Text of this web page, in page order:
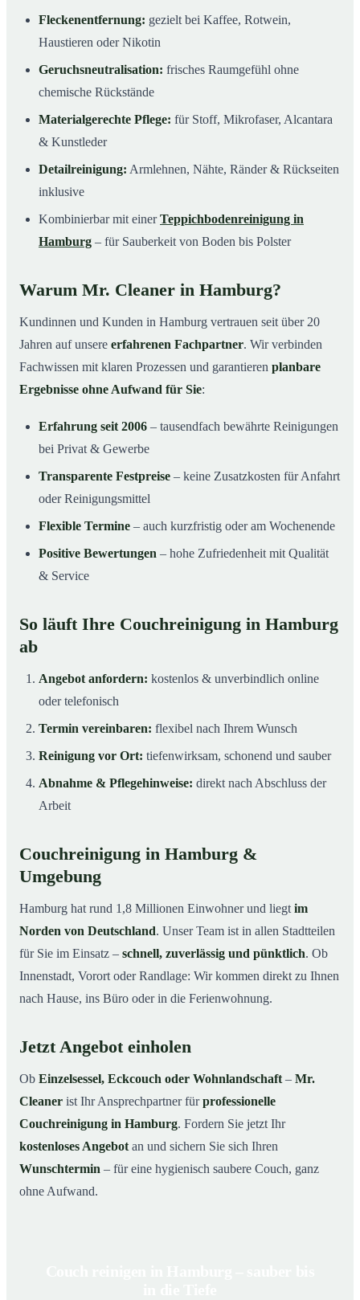
Fleckenentfernung: gezielt bei Kaffee, Rotwein,
Haustieren oder Nikotin
Geruchsneutralisation: frisches Raumgefühl ohne
chemische Rückstände
Materialgerechte Pflege: für Stoff, Mikrofaser, Alcantara
& Kunstleder
Detailreinigung: Armlehnen, Nähte, Ränder & Rückseiten
inklusive
Kombinierbar mit einerTeppichbodenreinigung in
Hamburg – für Sauberkeit von Boden bis Polster
Warum Mr. Cleaner in Hamburg?
Kundinnen und Kunden in Hamburg vertrauen seit über 20
Jahren auf unsere erfahrenen Fachpartner. Wir verbinden
Fachwissen mit klaren Prozessen und garantieren planbare
Ergebnisse ohne Aufwand für Sie:
Erfahrung seit 2006 – tausendfach bewährte Reinigungen
bei Privat & Gewerbe
Transparente Festpreise – keine Zusatzkosten für Anfahrt
oder Reinigungsmittel
Flexible Termine – auch kurzfristig oder am Wochenende
Positive Bewertungen – hohe Zufriedenheit mit Qualität
& Service
So läuft Ihre Couchreinigung in Hamburg
ab
Angebot anfordern: kostenlos & unverbindlich online
oder telefonisch
Termin vereinbaren: flexibel nach Ihrem Wunsch
Reinigung vor Ort: tiefenwirksam, schonend und sauber
Abnahme & Pflegehinweise: direkt nach Abschluss der
Arbeit
Couchreinigung in Hamburg &
Umgebung
Hamburg hat rund 1,8 Millionen Einwohner und liegt im
Norden von Deutschland. Unser Team ist in allen Stadtteilen
für Sie im Einsatz – schnell, zuverlässig und pünktlich. Ob
Innenstadt, Vorort oder Randlage: Wir kommen direkt zu Ihnen
nach Hause, ins Büro oder in die Ferienwohnung.
Jetzt Angebot einholen
Ob Einzelsessel, Eckcouch oder Wohnlandschaft – Mr.
Cleaner ist Ihr Ansprechpartner fürprofessionelle
Couchreinigung in Hamburg. Fordern Sie jetzt Ihr
kostenloses Angebot an und sichern Sie sich Ihren
Wunschtermin – für eine hygienisch saubere Couch, ganz
ohne Aufwand.